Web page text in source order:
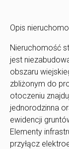
Opis
Nieruchomość
jest
obszaru
zbliżonym do
otoczeniu
jednorodzinna
ewidencji
Elementy
przyłącz